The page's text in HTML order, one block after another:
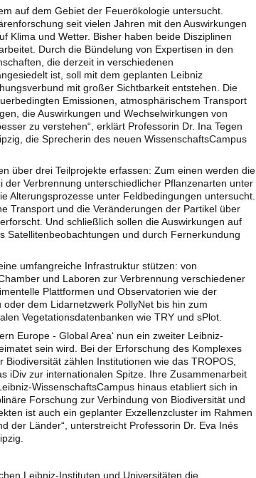
auf dem Gebiet der Feuerökologie untersucht.
seit vielen Jahren mit den Auswirkungen
Klima und Wetter. Bisher haben beide Disziplinen
Durch die Bündelung von Expertisen in den
die derzeit in verschiedenen
ist, soll mit dem geplanten Leibniz
mit großer Sichtbarkeit entstehen. Die
Emissionen, atmosphärischem Transport
die Auswirkungen und Wechselwirkungen von
zu verstehen“, erklärt Professorin Dr. Ina Tegen
die Sprecherin des neuen WissenschaftsCampus
über drei Teilprojekte erfassen: Zum einen werden die
der Verbrennung unterschiedlicher Pflanzenarten unter
Alterungsprozesse unter Feldbedingungen untersucht.
Transport und die Veränderungen der Partikel über
Und schließlich sollen die Auswirkungen auf
Satellitenbeobachtungen und durch Fernerkundung
umfangreiche Infrastruktur stützen: von
und Laboren zur Verbrennung verschiedener
Plattformen und Observatorien wie der
dem Lidarnetzwerk PollyNet bis hin zum
Vegetationsdatenbanken wie TRY und sPlot.
Europe - Global Area‘ nun ein zweiter Leibniz-
sein wird. Bei der Erforschung des Komplexes
zählen Institutionen wie das TROPOS,
iDiv zur internationalen Spitze. Ihre Zusammenarbeit
WissenschaftsCampus hinaus etabliert sich in
Forschung zur Verbindung von Biodiversität und
ist auch ein geplanter Exzellenzcluster im Rahmen
der Länder“, unterstreicht Professorin Dr. Eva Inés
Leibniz-Instituten und Universitäten die